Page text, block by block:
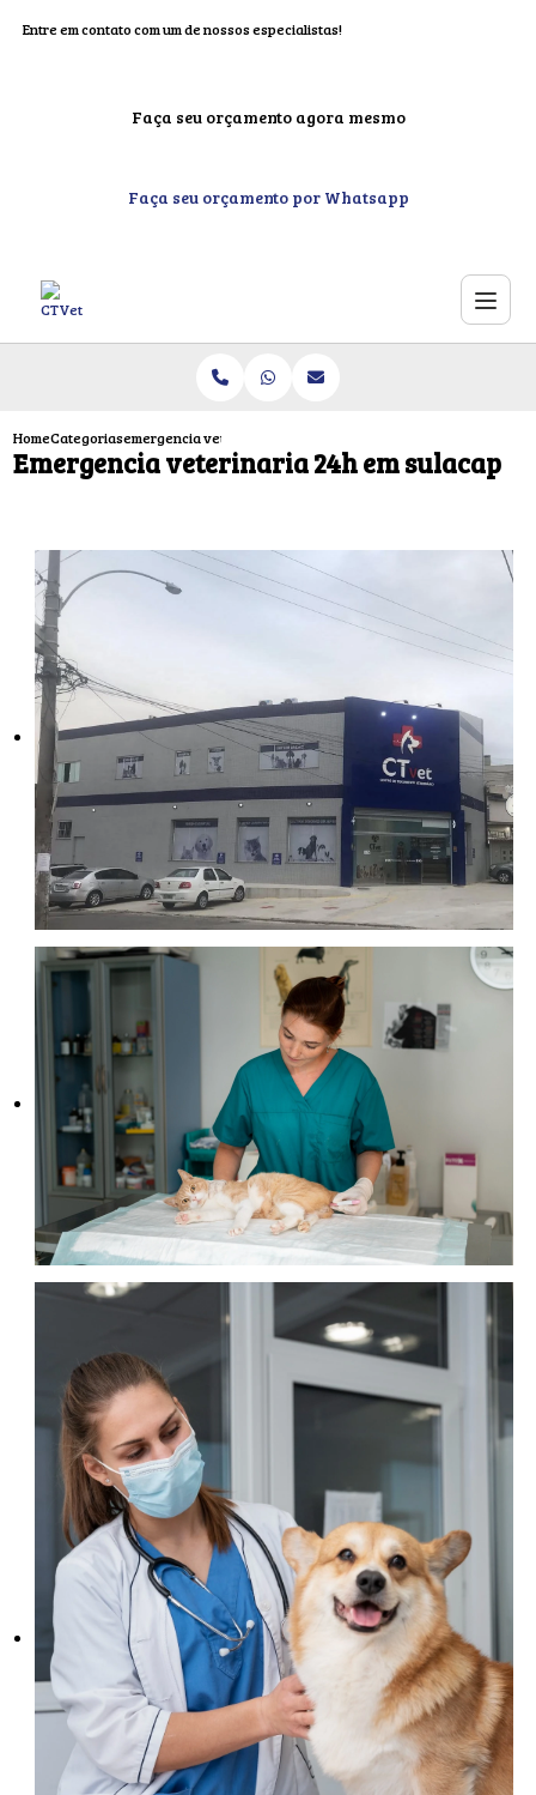
Entre em contato com um de nossos especialistas!
Faça seu orçamento agora mesmo
Faça seu orçamento por Whatsapp
HomeCategoriasemergencia veterinaria 24h sulacap
Emergencia veterinaria 24h em sulacap